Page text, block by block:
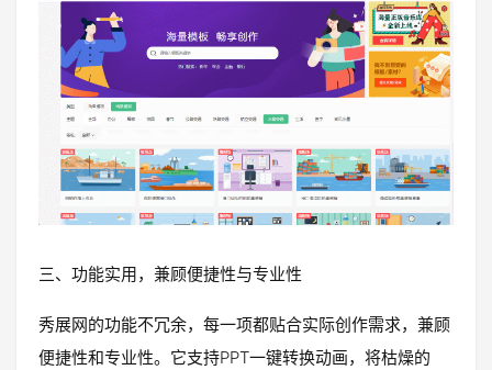
三、功能实用，兼顾便捷性与专业性
秀展网的功能不冗余，每一项都贴合实际创作需求，兼顾
便捷性和专业性。它支持PPT一键转换动画，将枯燥的